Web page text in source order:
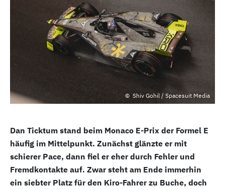
Shiv Gohil / Spacesuit Media
Dan Ticktum stand beim Monaco E-Prix der Formel E
häufig im Mittelpunkt. Zunächst glänzte er mit
schierer Pace, dann fiel er eher durch Fehler und
Fremdkontakte auf. Zwar steht am Ende immerhin
ein siebter Platz für den Kiro-Fahrer zu Buche, doch